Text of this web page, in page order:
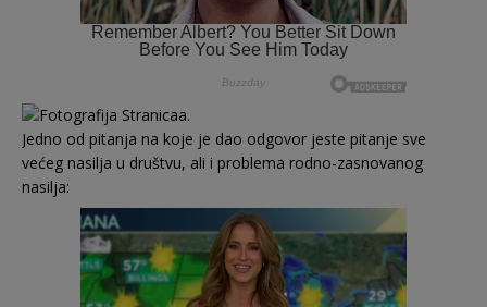
Jedno od pitanja na koje je dao odgovor jeste pitanje sve
većeg nasilja u društvu, ali i problema rodno-zasnovanog
nasilja: